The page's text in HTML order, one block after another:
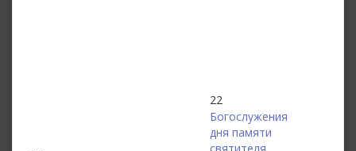
22
Богослужения
дня памяти